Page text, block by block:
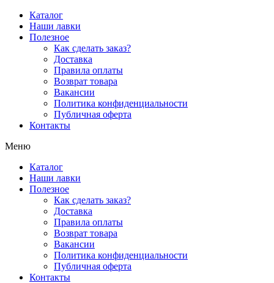
Перейти
содержимому
Каталог
Наши лавки
Полезное
Как сделать заказ?
Доставка
Правила оплаты
Возврат товара
Вакансии
Политика конфиденциальности
Публичная оферта
Контакты
Меню
Каталог
Наши лавки
Полезное
Как сделать заказ?
Доставка
Правила оплаты
Возврат товара
Вакансии
Политика конфиденциальности
Публичная оферта
Контакты